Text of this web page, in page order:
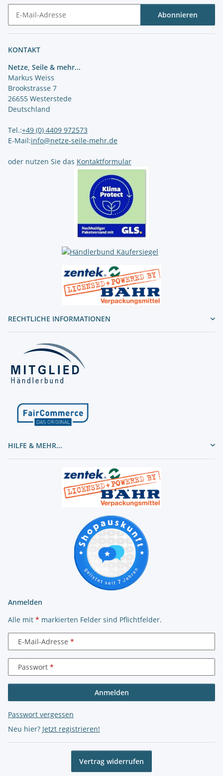
Abonnieren
KONTAKT
Netze, Seile & mehr...
Markus Weiss
Brookstrasse 7
26655 Westerstede
Deutschland
Tel.:+49 (0) 4409 972573
E-Mail:info@netze-seile-mehr.de
oder nutzen Sie das Kontaktformular
RECHTLICHE INFORMATIONEN
HILFE & MEHR...
Anmelden
Alle mit * markierten Felder sind Pflichtfelder.
E-Mail-Adresse
Passwort
Anmelden
Passwort vergessen
Neu hier? Jetzt registrieren!
Vertrag widerrufen